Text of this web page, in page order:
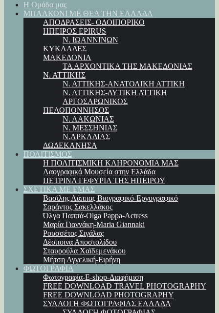
Η Ομάδα μας
ΜΠΑΛΚΟΝΙ ΜΕ ΘΕΑ ΤΗΝ ΕΛΛΑΔΑ
ΑΠΟΔΡΑΣΕΙΣ- ΟΔΟΙΠΟΡΙΚΟ
ΗΠΕΙΡΟΣ EPIRUS
Ν. ΙΩΑΝΝΙΝΩΝ
ΚΥΚΛΑΔΕΣ
ΜΑΚΕΔΟΝΙΑ
ΤΑ ΑΡΧΟΝΤΙΚΑ ΤΗΣ ΜΑΚΕΔΟΝΙΑΣ
Ν. ΑΤΤΙΚΗΣ
Ν. ΑΤΤΙΚΗΣ-ΑΝΑΤΟΛΙΚΗ ΑΤΤΙΚΗ
Ν. ΑΤΤΙΚΗΣ-ΔΥΤΙΚΗ ΑΤΤΙΚΗ
ΑΡΓΟΣΑΡΩΝΙΚΟΣ
ΠΕΛΟΠΟΝΝΗΣΟΣ
Ν. ΛΑΚΩΝΙΑΣ
Ν. ΜΕΣΣΗΝΙΑΣ
Ν.ΑΡΚΑΔΙΑΣ
ΔΩΔΕΚΑΝΗΣΑ
ΠΟΛΙΤΙΣΜΟΣ
Η ΠΟΛΙΤΙΣΜΙΚΗ ΚΛΗΡΟΝΟΜΙΑ ΜΑΣ
Λαογραφικά Μουσεία στην Ελλάδα
ΠΕΤΡΙΝΑ ΓΕΦΥΡΙΑ ΤΗΣ ΗΠΕΙΡΟΥ
ΣΧΕΤΙΚΑ ΜΕ ΕΜΑΣ
Βασίλης Λάππας Βιογραφικό-Εργογραφικό
Σαράντος Σακελλάκος
Όλγα Παππά-Olga Pappa-Αctress
Μαρία Γιαννάκη-Maria Giannaki
Ρουσσέτος Σιγάλας
Δέσποινα Αποστολίδου
Σταυρούλα Χαϊδεμενάκου
Μήτση Αγγελική-Ειρήνη
ΦΩΤΟΓΡΑΦΙΑ
Φωτογραφία-E-shop-Διαφήμιση
FREE DOWNLOAD TRAVEL PHOTOGRAPHY
FREE DOWNLOAD PHOTOGRAPHY
ΣΥΛΛΟΓΗ ΦΩΤΟΓΡΑΦΙΑΣ ΕΛΛΑΔΑ